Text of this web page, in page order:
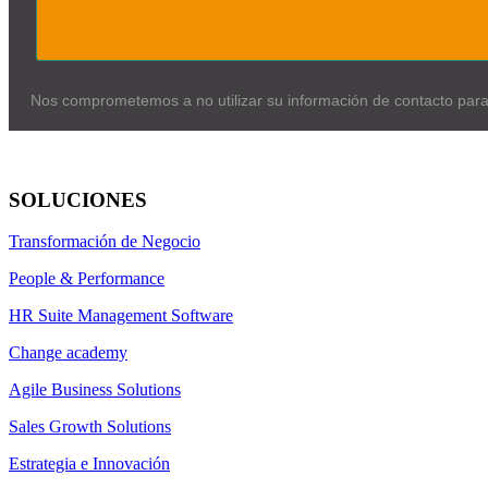
Nos comprometemos a no utilizar su información de contacto
SOLUCIONES
Transformación de Negocio
People & Performance
HR Suite Management Software
Change academy
Agile Business Solutions
Sales Growth Solutions
Estrategia e Innovación